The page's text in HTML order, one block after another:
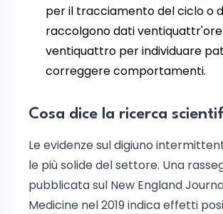
per il tracciamento del ciclo o
raccolgono dati ventiquattr'ore
ventiquattro per individuare
correggere comportamenti.
Cosa dice la ricerca
Le evidenze sul digiuno
le più solide del settore. Una
pubblicata sul New England
Medicine nel 2019 indica effetti